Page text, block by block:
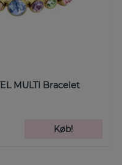
MULTI Bracelet
Køb!